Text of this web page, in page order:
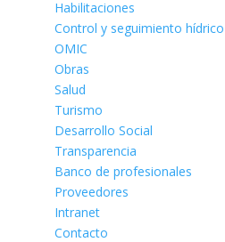
Habilitaciones
Control y seguimiento hídrico
OMIC
Obras
Salud
Turismo
Desarrollo Social
Transparencia
Banco de profesionales
Proveedores
Intranet
Contacto